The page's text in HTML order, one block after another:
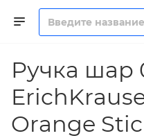
Ручка шар
Orange